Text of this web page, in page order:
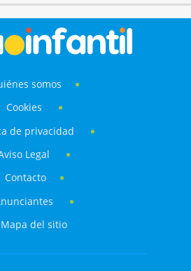
somos
Cookies
de privacidad
Legal
Contacto
Mapa del sitio